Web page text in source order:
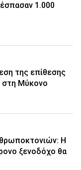
1.000
της επίθεσης
στη Μύκονο
Η
ξενοδόχο θα